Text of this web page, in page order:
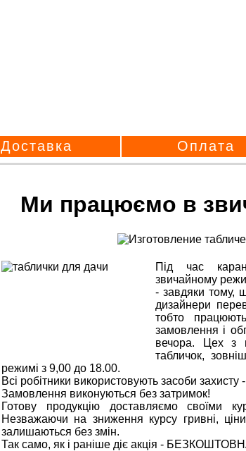
Доставка Оплата
Ми працюємо в
Під час
звичайному
- завдяки тому,
дизайнери
тобто
замовлення і
вечора. Цех з
табличок,
режимі з 9,00 до 18.00.
Всі робітники використовують засоби
Замовлення виконуються без затримок!
Готову продукцію доставляємо своїми
Незважаючи на зниження курсу гривні,
залишаються без змін.
Так само, як і раніше діє акція -